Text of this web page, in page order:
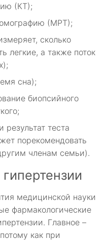
(КТ);
(МРТ);
сколько
легкие, а также поток
сна);
биопсийного
результат теста
порекомендовать
членам семьи).
медицинской науки
фармакологические
Главное –
как при